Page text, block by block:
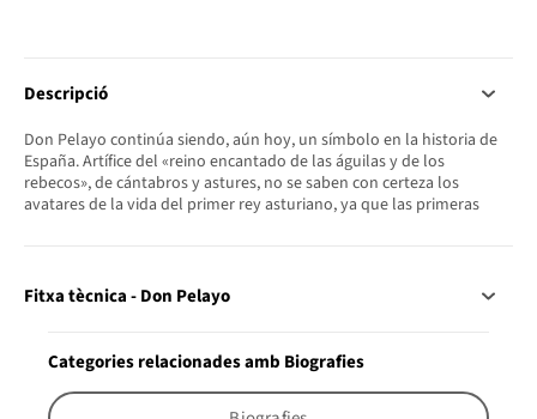
Descripció
Don Pelayo continúa siendo, aún hoy, un símbolo en la historia de
España. Artífice del «reino encantado de las águilas y de los
rebecos», de cántabros y astures, no se saben con certeza los
avatares de la vida del primer rey asturiano, ya que las primeras
Fitxa tècnica - Don Pelayo
Categories relacionades amb Biografies